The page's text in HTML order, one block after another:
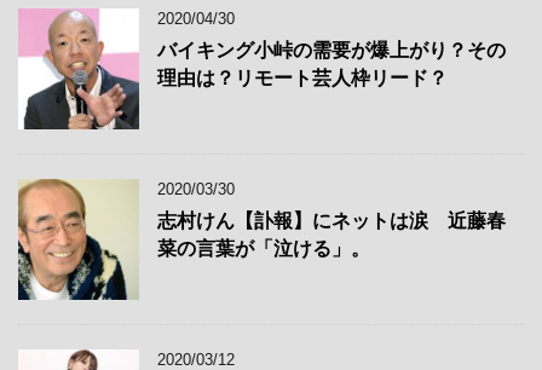
2020/04/30
バイキング小峠の需要が爆上がり？その
理由は？リモート芸人枠リード？
2020/03/30
志村けん【訃報】にネットは涙 近藤春
菜の言葉が「泣ける」。
2020/03/12